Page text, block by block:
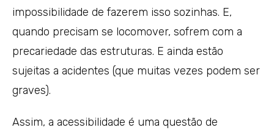
impossibilidade de fazerem isso sozinhas. E,
quando precisam se locomover, sofrem com a
precariedade das estruturas. E ainda estão
sujeitas a acidentes (que muitas vezes podem ser
graves).
Assim, a acessibilidade é uma questão de